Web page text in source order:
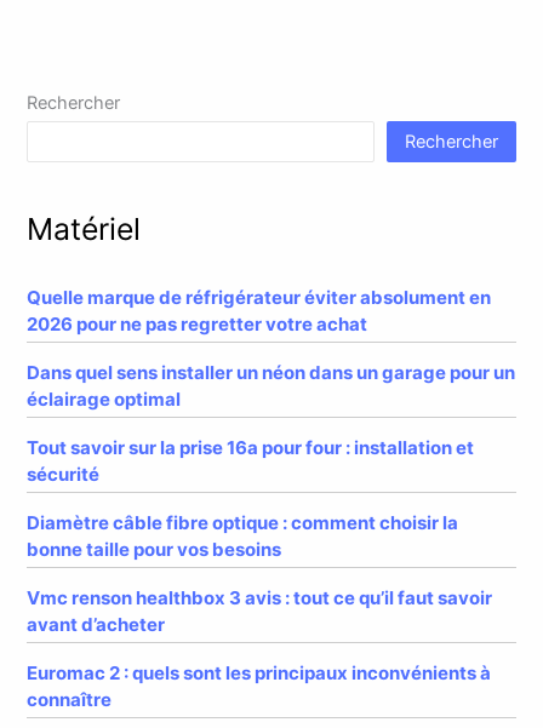
Rechercher
Rechercher
Matériel
Quelle marque de réfrigérateur éviter absolument en
2026 pour ne pas regretter votre achat
Dans quel sens installer un néon dans un garage pour un
éclairage optimal
Tout savoir sur la prise 16a pour four : installation et
sécurité
Diamètre câble fibre optique : comment choisir la
bonne taille pour vos besoins
Vmc renson healthbox 3 avis : tout ce qu’il faut savoir
avant d’acheter
Euromac 2 : quels sont les principaux inconvénients à
connaître